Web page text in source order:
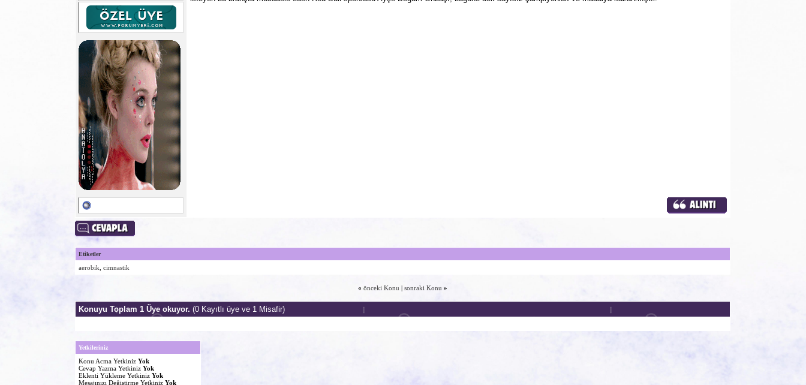
Etiketler
aerobik ,cimnastik
« önceki Konu |sonraki Konu »
Konuyu Toplam 1 Üye okuyor.(0 Kayıtlı üye ve 1 Misafir)
Yetkileriniz
Konu Acma YetkinizYok
Cevap Yazma YetkinizYok
Eklenti Yükleme YetkinizYok
Mesajınızı Değiştirme YetkinizYok